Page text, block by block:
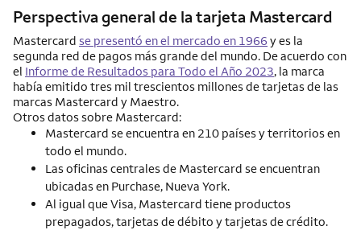
Perspectiva general de la tarjeta Mastercard
Mastercard se presentó en el mercado en 1966 y es la
segunda red de pagos más grande del mundo. De acuerdo con
el Informe de Resultados para Todo el Año 2023, la ​marca ​
había emitido tres mil trescientos millones de tarjetas de las
marcas Mastercard y Maestro.
Otros datos sobre Mastercard:
Mastercard se encuentra en 210 países y territorios en
todo el mundo.
Las oficinas centrales de Mastercard se encuentran
ubicadas en Purchase, Nueva York.
Al igual que Visa, Mastercard tiene productos
prepagados, tarjetas de débito y tarjetas de crédito.